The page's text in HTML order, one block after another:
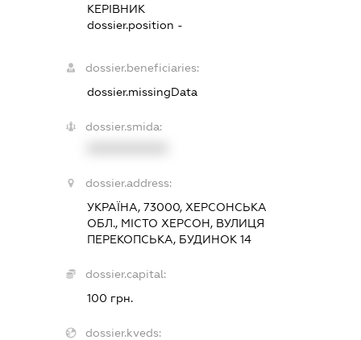
КЕРІВНИК
dossier.position -
dossier.beneficiaries:
dossier.missingData
dossier.smida:
dossier.address:
УКРАЇНА, 73000, ХЕРСОНСЬКА
ОБЛ., МІСТО ХЕРСОН, ВУЛИЦЯ
ПЕРЕКОПСЬКА, БУДИНОК 14
dossier.capital:
100 грн.
dossier.kveds: